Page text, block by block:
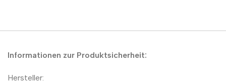
Informationen zur Produktsicherheit:
Hersteller: